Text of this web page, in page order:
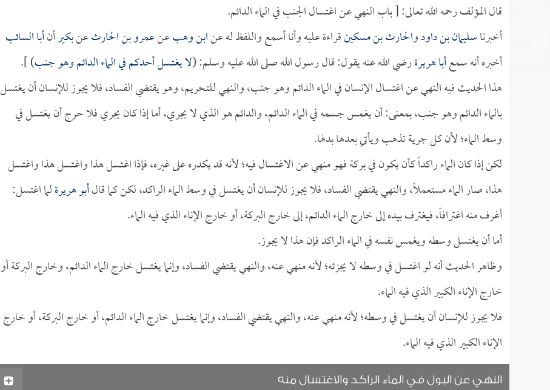
قال المؤلف رحمه الله تعالى: [ باب النهي عن اغتسال الجنب في الماء الدائم.
أخبرناسليمان بن داودوالحارث بن مسكينقراءة عليه وأنا أسمع واللفظ له عنابن وهبعنعمرو بن الحارثعنبكيرأنأبا السائب
أخبره أنه سمعأبا هريرةرضي الله عنه يقول: قال رسول الله صلى الله عليه وسلم: (لا يغتسل أحدكم في الماء الدائم وهو جنب) ].
هذا الحديث فيه النهي عن اغتسال الإنسان في الماء الدائم وهو جنب، والنهي للتحريم، وهو يقتضي الفساد، فلا يجوز للإنسان أن يغتسل
بالماء الدائم وهو جنب، بمعنى: أن يغمس جسمه في الماء الدائم، والدائم هو الذي لا يجري، أما إذا كان يجري فلا حرج أن يغتسل في
وسط الماء؛ لأن كل جرية تذهب ويأتي بعدها بدلها.
لكن إذا كان الماء راكداً كأن يكون في بركة فهو منهي عن الاغتسال فيه؛ لأنه قد يكدره على غيره، فإذا اغتسل هذا واغتسل هذا واغتسل
هذا، صار الماء مستعملاً، والنهي يقتضي الفساد، فلا يجوز للإنسان أن يغتسل في وسط الماء الراكد، لكن كما قالأبو هريرةلما اغتسل:
أغرف منه اغترافاً، فيغترف بيده إلى خارج الماء الدائم، إلى خارج البركة، أو خارج الإناء الذي فيه الماء.
أما أن يغتسل وسطه ويغمس نفسه في الماء الراكد فإن هذا لا يجوز.
وظاهر الحديث أنه لو اغتسل في وسطه لا يجزئه؛ لأنه منهي عنه، والنهي يقتضي الفساد، وإنما يغتسل خارج الماء الدائم، وخارج البركة أو
خارج الإناء الكبير الذي فيه الماء.
فلا يجوز للإنسان أن يغتسل في وسطه؛ لأنه منهي عنه، والنهي يقتضي الفساد، وإنما يغتسل خارج الماء الدائم، أو خارج البركة، أو خارج
الإناء الكبير الذي فيه الماء.
النهي عن البول في الماء الراكد والاغتسال منه